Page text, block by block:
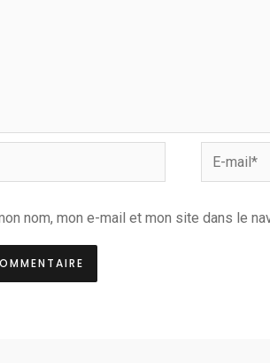
mail*
nom, mon e-mail et mon site dans le